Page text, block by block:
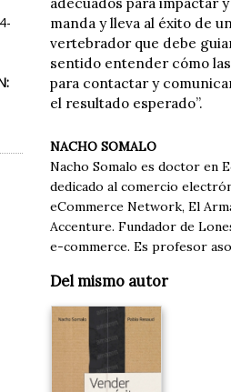
manda y lleva al éxito de
vertebrador que debe
sentido entender cómo
para contactar y
el resultado esperado”.
NACHO SOMALO
Nacho Somalo es doctor en
dedicado al comercio
eCommerce Network, El
Accenture. Fundador de
e-commerce. Es profesor
Del mismo autor